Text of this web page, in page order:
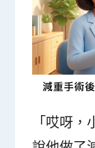
「哎呀